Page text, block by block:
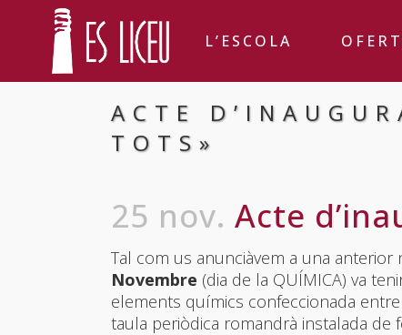
L’ESCOLA
ACTE
TOTS»
25 nov. Acte
Tal com us anunciàvem a una anterior
Novembre (dia de la QUÍMICA) va
elements químics confeccionada
taula periòdica romandrà instalada de